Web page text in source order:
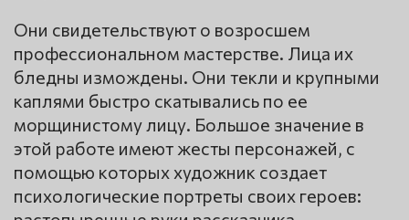
Они свидетельствуют о возросшем
профессиональном мастерстве. Лица их
бледны измождены. Они текли и крупными
каплями быстро скатывались по ее
морщинистому лицу. Большое значение в
этой работе имеют жесты персонажей, с
помощью которых художник создает
психологические портреты своих героев: